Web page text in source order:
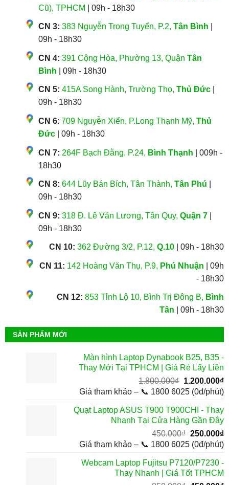
Cũ), TPHCM
| 09h - 18h30
CN 3: 383 Nguyễn Trọng Tuyển, P.2, Tân Bình
09h - 18h30
CN 4: 391 Cộng Hòa, Phường 13, Quận Tân
Bình | 09h - 18h30
CN 5: 415A Song Hành, Trường Thọ, Thủ Đức|
09h - 18h30
CN 6: 709 Nguyễn Xiển, P.Long Thạnh Mỹ, Thủ
Đức| 09h - 18h30
CN 7: 264F Bạch Đằng, P.24, Bình Thạnh | 009h -
18h30
CN 8: 644 Lũy Bán Bích, Tân Thành, Tân Phú
09h - 18h30
CN 9: 318 Đ. Lê Văn Lương, Tân Quy, Quận 7|
09h - 18h30
CN 10: 362 Đường 3/2, P.12,Q.10 | 09h - 18h30
CN 11: 142 Hoàng Văn Thụ, P.9, Phú Nhuận | 09h
- 18h30
CN 12: 853 Tỉnh Lộ 10, Bình Trị Đông B, Bình
Tân | 09h - 18h30
SẢN PHẨM MỚI
Màn hình Laptop Dynabook B25, B35 -
Thay Mới Tại TPHCM | Giá Rẻ Lấy Liền
1.800.000₫ Giá
gốc
1.800.000₫.
1.200.000₫
Giá tham khảo – 📞 1800 6025 (0đ/phút)
Quạt Laptop ASUS T900 T900CHI - Thay
Nhanh Tại Cửa Hàng Gần Đây
450.000₫ Giá
gốc
450.000₫.
250.000₫
Giá tham khảo – 📞 1800 6025 (0đ/phút)
Webcam Laptop Fujitsu P7120/P7230 -
Thay Nhanh | Giá Tốt TPHCM